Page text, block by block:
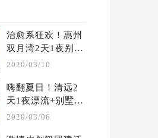
治愈系狂欢！惠州
双月湾2天1夜别墅
轰趴团建攻略
2020/03/10
嗨翻夏日！清远2
天1夜漂流+别墅轰
趴团建攻略
2020/03/06